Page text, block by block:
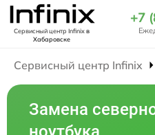
Сервисный центр Infinixв
Хабаровске
+7
Сервисный центр Infinix
Замена